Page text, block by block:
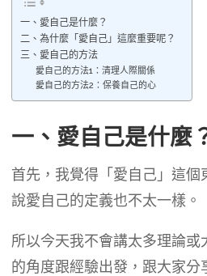
一、愛自己是什麼？
二、為什麼「愛自己」這麼重要呢？
三、愛自己的方法
愛自己的方法1：清理人際關係
愛自己的方法2：保養自己的心
一、愛自己是什麼
首先，我覺得「愛自己」這個
說愛自己的定義也不太一樣。
所以今天我不會講太多理論或
的角度跟經驗出發，跟大家分